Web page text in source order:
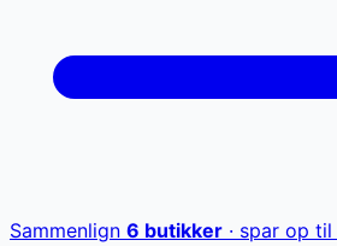
Sammenlign 6 butikker · spar op til